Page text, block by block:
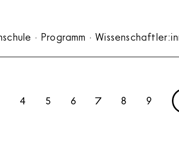
· Programm ·
Seite:
4 Seite:
5 Seite:
6 Seite:
7 Seite:
8 Seite:
9